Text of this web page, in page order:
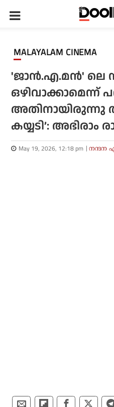
MALAYALAM CINEMA
'ജാൻ.എ.മൻ' ലെ
അതിനായിരുന്നു
കയ്യടി’:
May 19, 2026, 12:18 pm നന്ദന